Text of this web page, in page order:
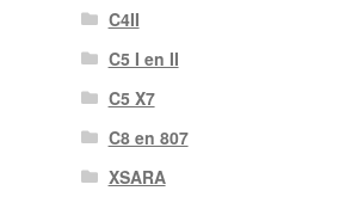
C4II
C5 I en II
C5 X7
C8 en 807
XSARA